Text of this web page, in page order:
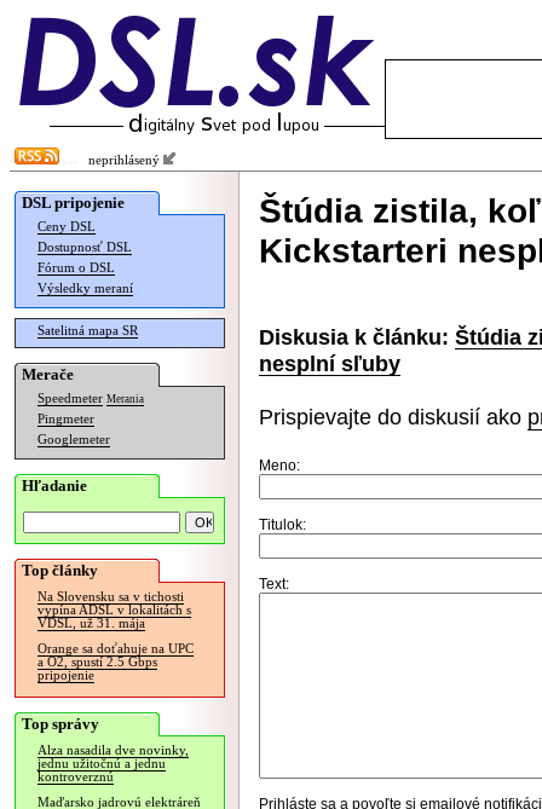
neprihlásený
DSL pripojenie
Ceny DSL
Dostupnosť DSL
Fórum o DSL
Výsledky meraní
Satelitná mapa SR
Merače
Speedmeter Merania
Pingmeter
Googlemeter
Hľadanie
Top články
Na Slovensku sa v tichosti
vypína ADSL v lokalitách s
VDSL, už 31. mája
Orange sa doťahuje na UPC
a O2, spustí 2.5 Gbps
pripojenie
Top správy
Alza nasadila dve novinky,
jednu užitočnú a jednu
kontroverznú
Maďarsko jadrovú elektráreň
Štúdia zistila,
Kickstarteri
Diskusia k článku: Štúdia
nesplní sľuby
Prispievajte do diskusií ako
Meno:
Titulok:
Text:
Prihláste sa a povoľte si emailové